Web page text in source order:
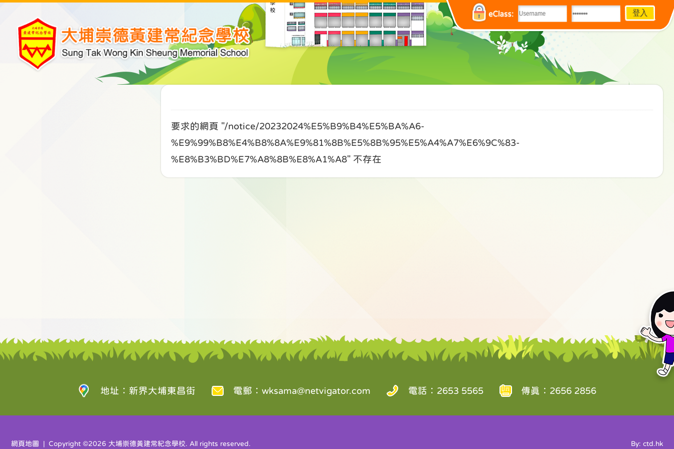
eClass:
要求的網頁 "/notice/20232024%E5%B9%B4%E5%BA%A6-
%E9%99%B8%E4%B8%8A%E9%81%8B%E5%8B%95%E5%A4%A7%E6%9C%83-
%E8%B3%BD%E7%A8%8B%E8%A1%A8" 不存在
地址：新界大埔東昌街 電郵： wksama@netvigator.com 電話：2653 5565 傳真：2656 2856
網頁地圖 | Copyright ©2026 大埔崇德黃建常紀念學校. All rights reserved. By: ctd.hk